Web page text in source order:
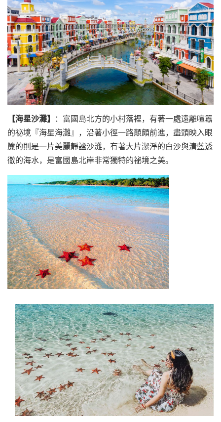
【海星沙灘】
：富國島北方的小村落裡，有著一處遠離喧囂
的祕境『海星海灘』，沿著小徑一路顛頗前進，盡頭映入眼
簾的則是一片美麗靜謐沙灘，有著大片潔淨的白沙與清藍透
徹的海水，是富國島北岸非常獨特的祕境之美。